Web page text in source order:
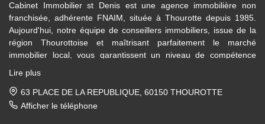
Cabinet Immobilier st Denis est une agence immobilière non
franchisée, adhérente FNAIM, située à Thourotte depuis 1985.
Aujourd'hui, notre équipe de conseillers immobiliers, issue de la
région Thourottoise et maîtrisant parfaitement le marché
immobilier local, vous garantissent un niveau de compétence
immobilière ainsi qu'en location et gestion.
Des formations régulières dispensées en interne et par la FNAIM,
Lire plus
63 PLACE DE LA REPUBLIQUE, 60150 THOUROTTE
Afficher le téléphone